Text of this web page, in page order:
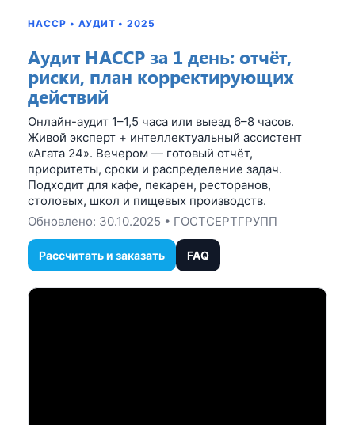
HACCP • АУДИТ • 2025
Аудит HACCP за 1 день: отчёт,
риски, план корректирующих
действий
Онлайн-аудит 1–1,5 часа или выезд 6–8 часов.
Живой эксперт + интеллектуальный ассистент
«Агата 24». Вечером — готовый отчёт,
приоритеты, сроки и распределение задач.
Подходит для кафе, пекарен, ресторанов,
столовых, школ и пищевых производств.
Обновлено: 30.10.2025 • ГОСТСЕРТГРУПП
Рассчитать и заказать FAQ